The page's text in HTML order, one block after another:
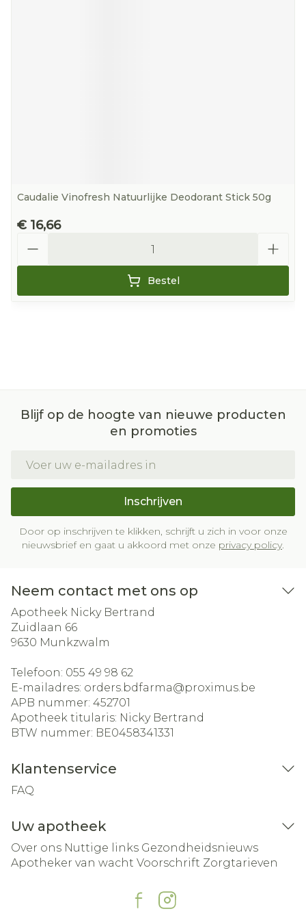
Caudalie Vinofresh Natuurlijke Deodorant Stick 50g
€ 16,66
Bestel
Blijf op de hoogte van nieuwe producten
en promoties
Inschrijven
Door op inschrijven te klikken, schrijft u zich in voor onze
nieuwsbrief en gaat u akkoord met onze privacy policy.
Neem contact met ons op
Apotheek Nicky Bertrand
Zuidlaan 66
9630 Munkzwalm
Telefoon: 055 49 98 62
E-mailadres: orders.bdfarma@proximus.be
APB nummer: 452701
Apotheek titularis: Nicky Bertrand
BTW nummer: BE0458341331
Klantenservice
FAQ
Uw apotheek
Over ons Nuttige links Gezondheidsnieuws
Apotheker van wacht Voorschrift Zorgtarieven